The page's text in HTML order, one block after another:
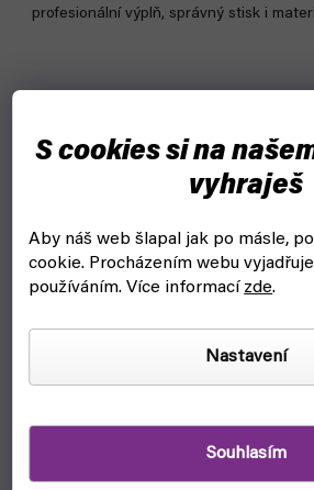
S cookies si na
vyhraješ
Aby náš web šlapal jak po másle,
cookie. Procházením webu
používáním. Více informací zde.
Nastavení
Souhlasím
profesionální výplň, správný stisk i